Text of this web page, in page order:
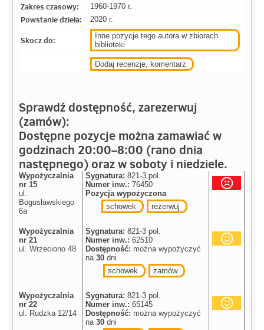
Zakres czasowy: 1960-1970 r.
Powstanie dzieła: 2020 r.
Skocz do:
Inne pozycje tego autora w zbiorach
biblioteki
Dodaj recenzje, komentarz
Sprawdź dostępność, zarezerwuj
(zamów):
Dostępne pozycje można zamawiać w
godzinach 20:00–8:00 (rano dnia
następnego) oraz w soboty i niedziele.
Wypożyczalnia
nr 15
ul.
Bogusławskiego
6a
Sygnatura: 821-3 pol.
Numer inw.: 76450
Pozycja wypożyczona
schowek
rezerwuj
Wypożyczalnia
nr 21
ul. Wrzeciono 48
Sygnatura: 821-3 pol.
Numer inw.: 62510
Dostępność: można wypożyczyć
na30 dni
schowek
zamów
Wypożyczalnia
nr 22
ul. Rudzka 12/14
Sygnatura: 821-3 pol.
Numer inw.: 65145
Dostępność: można wypożyczyć
na30 dni